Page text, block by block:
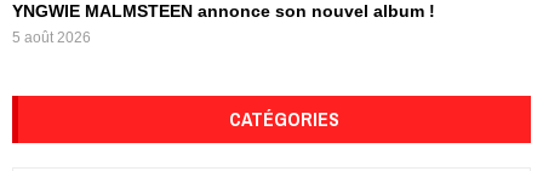
YNGWIE MALMSTEEN annonce son nouvel album !
5 août 2026
CATÉGORIES